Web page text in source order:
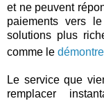
et ne peuvent
paiements vers
solutions plus
comme le démontre
Le service que
remplacer